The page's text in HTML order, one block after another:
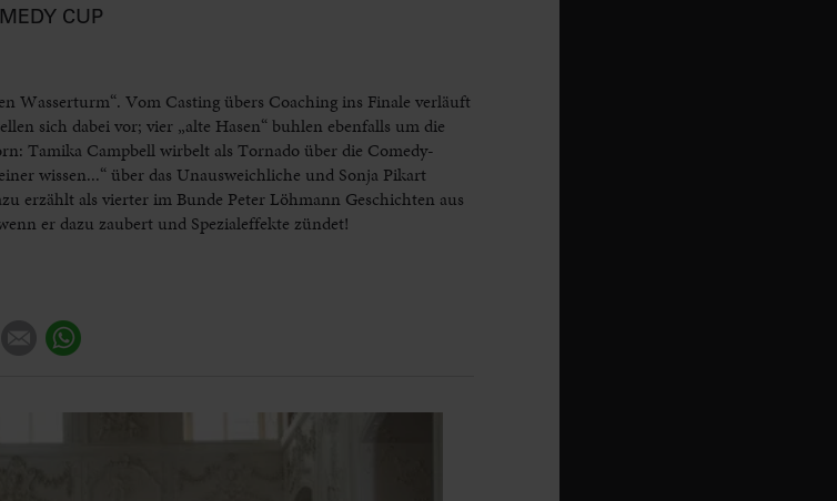
CUP
Wasserturm“. Vom Casting übers Coaching ins Finale verläuft
sich dabei vor; vier „alte Hasen“ buhlen ebenfalls um die
Tamika Campbell wirbelt als Tornado über die Comedy-
wissen...“ über das Unausweichliche und Sonja Pikart
erzählt als vierter im Bunde Peter Löhmann Geschichten aus
er dazu zaubert und Spezialeffekte zündet!
E-mail